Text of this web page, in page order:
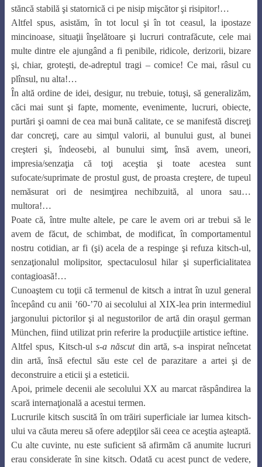
stăncă stabilă şi statornică ci pe nisip mişcător şi risipitor!…
Altfel spus, asistăm, în tot locul şi în tot ceasul, la ipostaze
mincinoase, situaţii înşelătoare şi lucruri contrafăcute, cele mai
multe dintre ele ajungând a fi penibile, ridicole, derizorii, bizare
şi, chiar, groteşti, de-adreptul tragi – comice! Ce mai, râsul cu
plînsul, nu alta!…
În altă ordine de idei, desigur, nu trebuie, totuşi, să generalizăm,
căci mai sunt şi fapte, momente, evenimente, lucruri, obiecte,
purtări şi oamni de cea mai bună calitate, ce se manifestă discreţi
dar concreţi, care au simţul valorii, al bunului gust, al bunei
creşteri şi, îndeosebi, al bunului simţ, însă avem, uneori,
impresia/senzaţia că toţi aceştia şi toate acestea sunt
sufocate/suprimate de prostul gust, de proasta creştere, de tupeul
nemăsurat ori de nesimţirea nechibzuită, al unora sau…
multora!…
Poate că, între multe altele, pe care le avem ori ar trebui să le
avem de făcut, de schimbat, de modificat, în comportamentul
nostru cotidian, ar fi (şi) acela de a respinge şi refuza kitsch-ul,
senzaţionalul molipsitor, spectaculosul hilar şi superficialitatea
contagioasă!…
Cunoaştem cu toţii că termenul de kitsch a intrat în uzul general
începând cu anii ’60-’70 ai secolului al XIX-lea prin intermediul
jargonului pictorilor şi al negustorilor de artă din oraşul german
München, fiind utilizat prin referire la producţiile artistice ieftine.
Altfel spus, Kitsch-uls-a născut din artă, s-a inspirat neîncetat
din artă, însă efectul său este cel de parazitare a artei şi de
deconstruire a eticii şi a esteticii.
Apoi, primele decenii ale secolului XX au marcat răspândirea la
scară internaţională a acestui termen.
Lucrurile kitsch suscită în om trăiri superficiale iar lumea kitsch-
ului va căuta mereu să ofere adepţilor săi ceea ce aceştia aşteaptă.
Cu alte cuvinte, nu este suficient să afirmăm că anumite lucruri
erau considerate în sine kitsch. Odată cu acest punct de vedere,